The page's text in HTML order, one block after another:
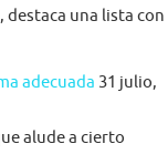
destaca una lista con
adecuada 31 julio,
alude a cierto